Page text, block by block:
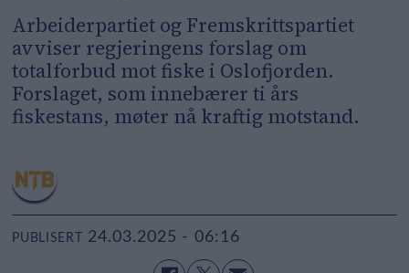
Arbeiderpartiet og Fremskrittspartiet
avviser regjeringens forslag om
totalforbud mot fiske i Oslofjorden.
Forslaget, som innebærer ti års
fiskestans, møter nå kraftig motstand.
PUBLISERT 24.03.2025 - 06:16